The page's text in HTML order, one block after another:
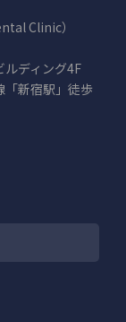
Clinic）
ディング4F
「新宿駅」徒歩